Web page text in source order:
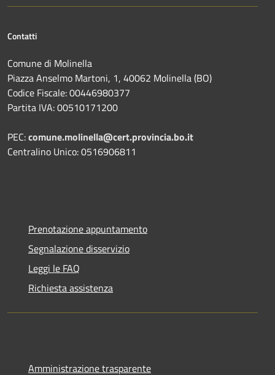
Contatti
Comune di Molinella
Piazza Anselmo Martoni, 1, 40062 Molinella (BO)
Codice Fiscale: 00446980377
Partita IVA: 00510171200
PEC:comune.molinella@cert.provincia.bo.it
Centralino Unico: 0516906811
Prenotazione appuntamento
Segnalazione disservizio
Leggi le FAQ
Richiesta assistenza
Amministrazione trasparente